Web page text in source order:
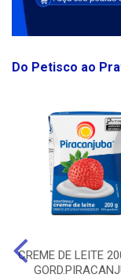
Do Petisco ao
CREME DE LEITE